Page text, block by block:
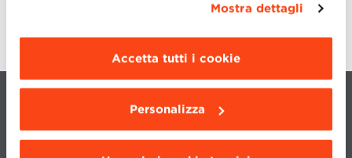
Dettagli ”. Per
modificare le impostazioni di navigazione e
scegliere le funzionalità, le terze parti e i cookie
Mostra dettagli
Accetta tutti i cookie
Personalizza